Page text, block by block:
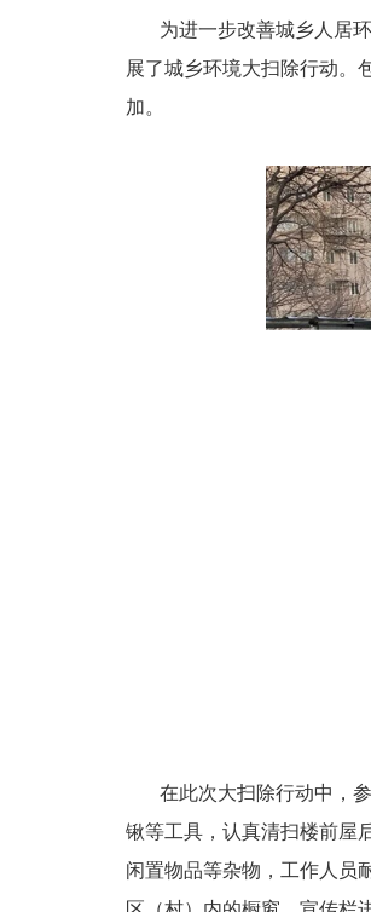
为进一步改善城乡人居
展了城乡环境大扫除行动。
加。
在此次大扫除行动中，
锹等工具，认真清扫楼前屋
闲置物品等杂物，工作人员